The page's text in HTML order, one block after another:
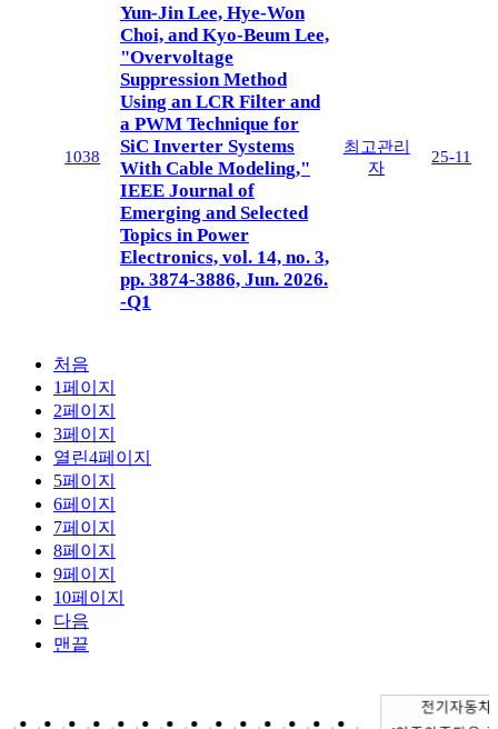
1038
Yun-Jin Lee, Hye-Won
Choi, and Kyo-Beum Lee,
"Overvoltage
Suppression Method
Using an LCR Filter and
a PWM Technique for
SiC Inverter Systems
With Cable Modeling,"
IEEE Journal of
Emerging and Selected
Topics in Power
Electronics, vol. 14, no. 3,
pp. 3874-3886, Jun. 2026.
-Q1
최고관리
자
25-11
처음
1페이지
2페이지
3페이지
열린4페이지
5페이지
6페이지
7페이지
8페이지
9페이지
10페이지
다음
맨끝